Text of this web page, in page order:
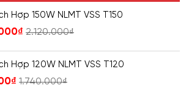
Hợp 150W NLMT VSS T150
₫ 2.120.000₫
Hợp 120W NLMT VSS T120
₫ 1.740.000₫